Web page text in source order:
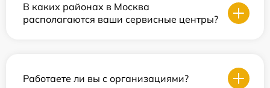
В каких районах в Москва
располагаются ваши сервисные центры?
Работаете ли вы с организациями?